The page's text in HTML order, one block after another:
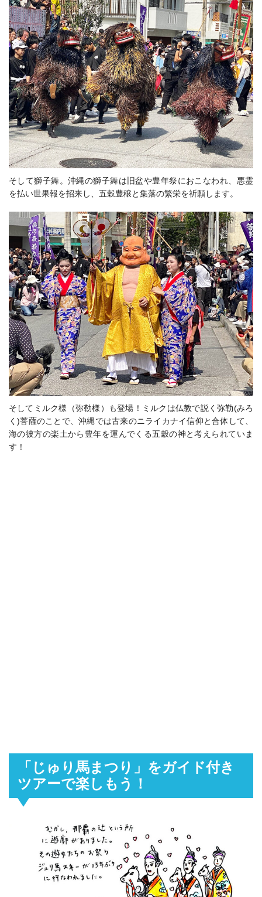
そして獅子舞。沖縄の獅子舞は旧盆や豊年祭におこなわれ、悪霊
を払い世果報を招来し、五穀豊穣と集落の繁栄を祈願します。
そしてミルク様（弥勒様）も登場！ ミルクは仏教で説く弥勒(みろ
く)菩薩のこと で、沖縄では古来のニライカナイ信仰と合体して、
海の彼方の楽土から豊年を運んでくる五穀の神と考えられていま
す！
「じゅり馬まつり」をガイド付き
ツアーで楽しもう！